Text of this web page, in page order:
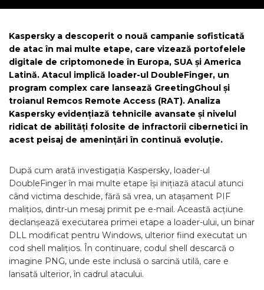
Kaspersky a descoperit o nouă campanie sofisticată
de atac în mai multe etape, care vizează portofelele
digitale de criptomonede în Europa, SUA și America
Latină. Atacul implică loader-ul DoubleFinger, un
program complex care lansează GreetingGhoul și
troianul Remcos Remote Access (RAT). Analiza
Kaspersky evidențiază tehnicile avansate și nivelul
ridicat de abilități folosite de infractorii cibernetici în
acest peisaj de amenințări în continuă evoluție.
După cum arată investigația Kaspersky, loader-ul
DoubleFinger în mai multe etape își inițiază atacul atunci
când victima deschide, fără să vrea, un atașament PIF
malițios, dintr-un mesaj primit pe e-mail. Această acțiune
declanșează executarea primei etape a loader-ului, un binar
DLL modificat pentru Windows, ulterior fiind executat un
cod shell malițios. În continuare, codul shell descarcă o
imagine PNG, unde este inclusă o sarcină utilă, care e
lansată ulterior, în cadrul atacului.